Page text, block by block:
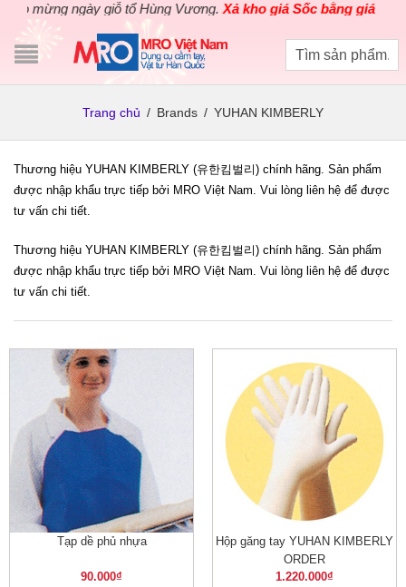
mừng ngày giỗ tổ Hùng Vương.Xả kho giá Sốc bằng giá Gốc
Trang chủ / Brands / YUHAN KIMBERLY
Thương hiệu YUHAN KIMBERLY (유한킴벌리) chính hãng. Sản phẩm
được nhập khẩu trực tiếp bởi MRO Việt Nam. Vui lòng liên hệ để được
tư vấn chi tiết.
Thương hiệu YUHAN KIMBERLY (유한킴벌리) chính hãng. Sản phẩm
được nhập khẩu trực tiếp bởi MRO Việt Nam. Vui lòng liên hệ để được
tư vấn chi tiết.
Tạp dề phủ nhựa
90.000₫
Hộp găng tay YUHAN KIMBERLY
ORDER
1.220.000₫